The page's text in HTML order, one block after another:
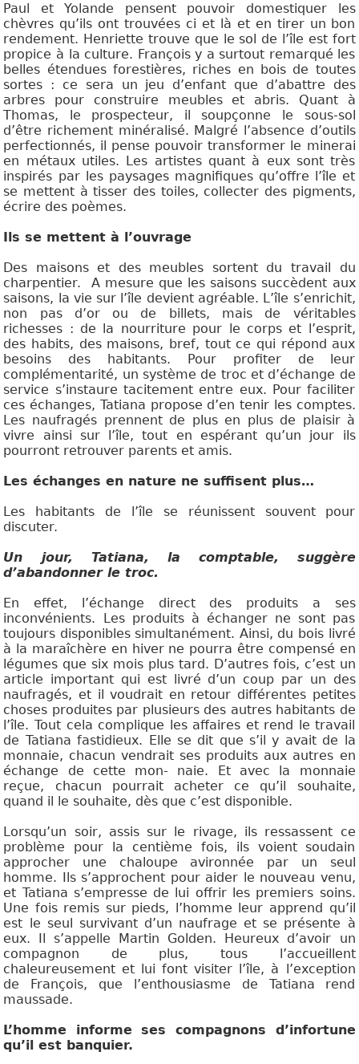
Paul et Yolande pensent pouvoir domestiquer les
chèvres qu’ils ont trouvées ci et là et en tirer un bon
rendement. Henriette trouve que le sol de l’île est fort
propice à la culture. François y a surtout remarqué les
belles étendues forestières, riches en bois de toutes
sortes : ce sera un jeu d’enfant que d’abattre des
arbres pour construire meubles et abris. Quant à
Thomas, le prospecteur, il soupçonne le sous-sol
d’être richement minéralisé. Malgré l’absence d’outils
perfectionnés, il pense pouvoir transformer le minerai
en métaux utiles. Les artistes quant à eux sont très
inspirés par les paysages magnifiques qu’offre l’île et
se mettent à tisser des toiles, collecter des pigments,
écrire des poèmes.
Ils se mettent à l’ouvrage
Des maisons et des meubles sortent du travail du
charpentier. A mesure que les saisons succèdent aux
saisons, la vie sur l’île devient agréable. L’île s’enrichit,
non pas d’or ou de billets, mais de véritables
richesses : de la nourriture pour le corps et l’esprit,
des habits, des maisons, bref, tout ce qui répond aux
besoins des habitants. Pour profiter de leur
complémentarité, un système de troc et d’échange de
service s’instaure tacitement entre eux. Pour faciliter
ces échanges, Tatiana propose d’en tenir les comptes.
Les naufragés prennent de plus en plus de plaisir à
vivre ainsi sur l’île, tout en espérant qu’un jour ils
pourront retrouver parents et amis.
Les échanges en nature ne suffisent plus…
Les habitants de l’île se réunissent souvent pour
discuter.
Un jour, Tatiana,
la comptable,
suggère
d’abandonner letroc.
En effet, l’échange direct des produits a ses
inconvénients. Les produits à échanger ne sont pas
toujours disponibles simultanément. Ainsi, du bois livré
à la maraîchère en hiver ne pourra être compensé en
légumes que six mois plus tard. D’autres fois, c’est un
article important qui est livré d’un coup par un des
naufragés, et il voudrait en retour différentes petites
choses produites par plusieurs des autres habitants de
l’île. Tout cela complique les affaires et rend le travail
de Tatiana fastidieux. Elle se dit que s’il y avait de la
monnaie, chacun vendrait ses produits aux autres en
échange de cette mon- naie. Et avec la monnaie
reçue, chacun pourrait acheter ce qu’il souhaite,
quand il le souhaite, dès que c’est disponible.
Lorsqu’un soir, assis sur le rivage, ils ressassent ce
problème pour la centième fois, ils voient soudain
approcher une chaloupe avironnée par un seul
homme. Ils s’approchent pour aider le nouveau venu,
et Tatiana s’empresse de lui offrir les premiers soins.
Une fois remis sur pieds, l’homme leur apprend qu’il
est le seul survivant d’un naufrage et se présente à
eux. Il s’appelle Martin Golden. Heureux d’avoir un
compagnon de plus, tous l’accueillent
chaleureusement et lui font visiter l’île, à l’exception
de François, que l’enthousiasme de Tatiana rend
maussade.
L’homme informe ses compagnons d’infortune
qu’il est banquier.